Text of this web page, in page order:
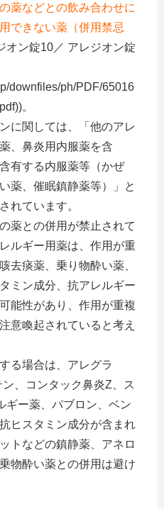
薬などとの飲み合わせに
できない薬（併用禁忌
オン錠10／ アレジオン錠
downfiles/ph/PDF/65016
。
に関しては、「他のアレ
、鼻炎用内服薬を含
有する内服薬等（かぜ
薬、催眠鎮静薬等）」と
れています。
薬との併用が禁止されて
ルギー用薬は、作用が重
去痰薬、乗り物酔い薬、
ミン成分、抗アレルギー
能性があり、作用が重複
意喚起されていると考え
る場合は、アレグラ
、コンタック鼻炎Z、ス
ギー薬、パブロン、ベン
ヒスタミン成分が含まれ
トなどの鎮静薬、アネロ
物酔い薬との併用は避け